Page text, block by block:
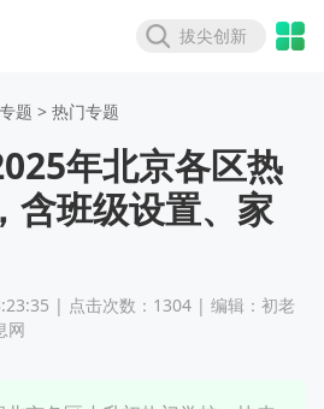
拔尖创新
题 > 热门专题
年北京各区热
含班级设置、家
| 点击次数：1304 | 编辑：初老
网